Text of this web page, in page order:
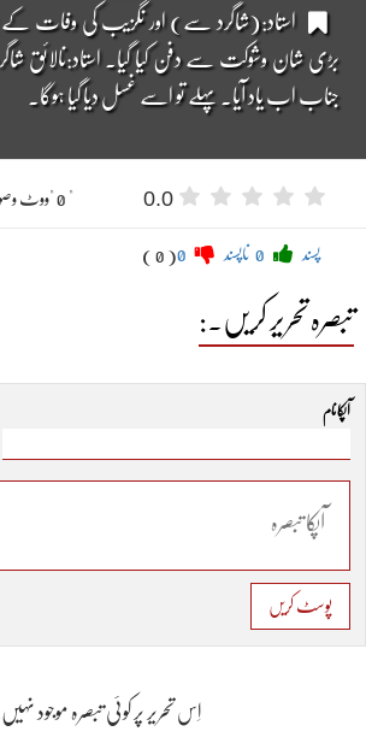
استاد:(شاگرد سے) اور نگزیب کی وفات کے
بڑی شان وشوکت سے دفن کیا گیا۔ استاد:نالائق
جناب اب یاد آیا۔ پہلے تو اسے غسل دیا گیا ہوگا۔
0.0 " 0 "ووٹ وصول ہوئے۔
پسند ناپسند ( 0 )
تبصرہ تحریر کریں۔:
آپکا نام
پوسٹ کریں
اِس تحریر پر کوئی تبصرہ موجود نہیں۔